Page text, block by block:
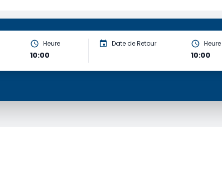
Heure
10:00
Date de Retour Heure
10:00